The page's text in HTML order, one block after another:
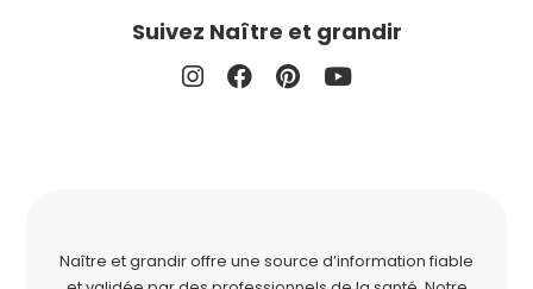
Suivez Naître et grandir
Naître et grandir offre une source d’information fiable